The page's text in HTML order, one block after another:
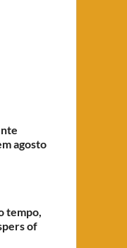
agosto
tempo,
of